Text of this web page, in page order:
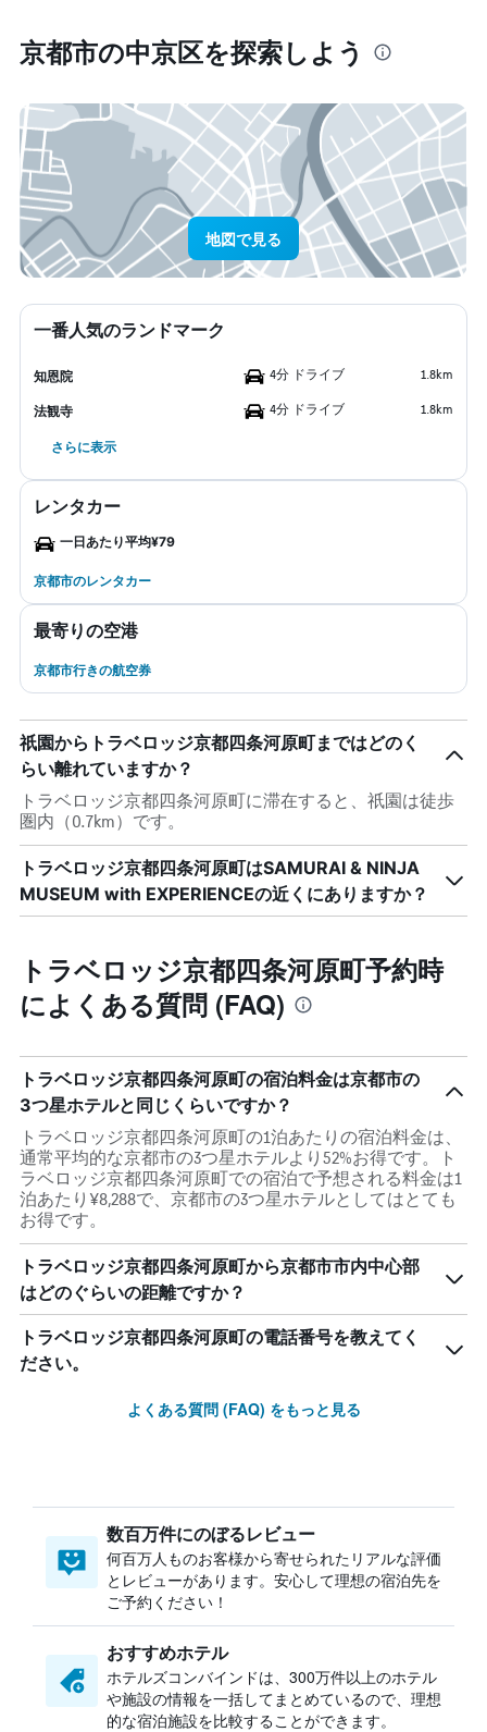
京都市​の中京区​を探索しよう
地図で見る
一番人気のランドマーク
知恩院 4分 ドライブ 1.8km
法観寺 4分 ドライブ 1.8km
さらに表示
レンタカー
一日あたり平均¥79
京都市のレンタカー
最寄りの空港
京都市行きの航空券
祇園からトラベロッジ京都四条河原町まではどのく
らい離れていますか？
トラベロッジ京都四条河原町に滞在すると、祇園は徒歩
圏内（0.7km）です。
トラベロッジ京都四条河原町はSAMURAI & NINJA
MUSEUM with EXPERIENCEの近くにありますか？
トラベロッジ京都四条河原町予約時
によくある質問 (FAQ)
トラベロッジ京都四条河原町の宿泊料金は京都市の
3つ星ホテルと同じくらいですか？
トラベロッジ京都四条河原町の1泊あたりの宿泊料金は、
通常平均的な京都市の3つ星ホテルより52%お得です。ト
ラベロッジ京都四条河原町での宿泊で予想される料金は1
泊あたり¥8,288で、京都市の3つ星ホテルとしてはとても
お得です。
トラベロッジ京都四条河原町から京都市市内中心部
はどのぐらいの距離ですか？
トラベロッジ京都四条河原町の電話番号を教えてく
ださい。
よくある質問 (FAQ) をもっと見る
数百万件にのぼるレビュー
何百万人ものお客様から寄せられたリアルな評価
とレビューがあります。安心して理想の宿泊先を
ご予約ください！
おすすめホテル
ホテルズコンバインドは、300万件以上のホテル
や施設の情報を一括してまとめているので、理想
的な宿泊施設を比較することができます。